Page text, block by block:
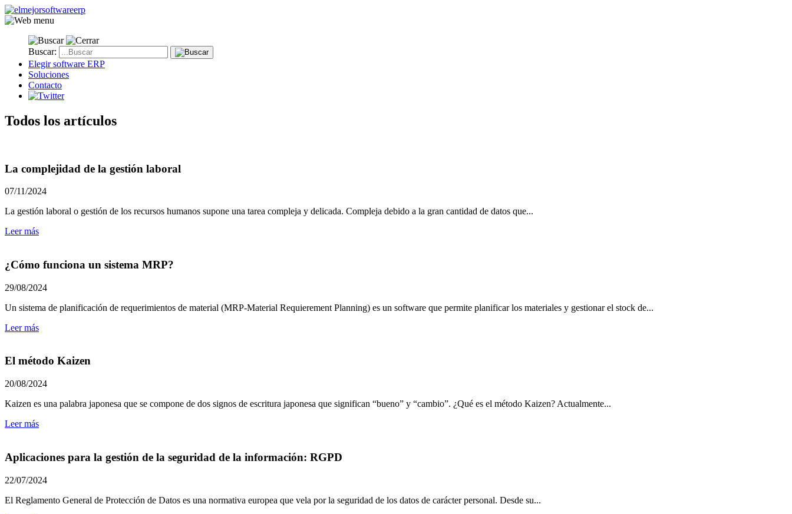
Buscar:
Elegir software ERP
Soluciones
Contacto
Todos los artículos
La complejidad de la gestión laboral
07/11/2024
La gestión laboral o gestión de los recursos humanos supone una tarea compleja y delicada. Compleja debido a la gran cantidad de datos que...
Leer más
¿Cómo funciona un sistema MRP?
29/08/2024
Un sistema de planificación de requerimientos de material (MRP-Material Requierement Planning) es un software que permite planificar los materiales y gestionar el stock de...
Leer más
El método Kaizen
20/08/2024
Kaizen es una palabra japonesa que se compone de dos signos de escritura japonesa que significan “bueno” y “cambio”. ¿Qué es el método Kaizen? Actualmente...
Leer más
Aplicaciones para la gestión de la seguridad de la información: RGPD
22/07/2024
El Reglamento General de Protección de Datos es una normativa europea que vela por la seguridad de los datos de carácter personal. Desde su...